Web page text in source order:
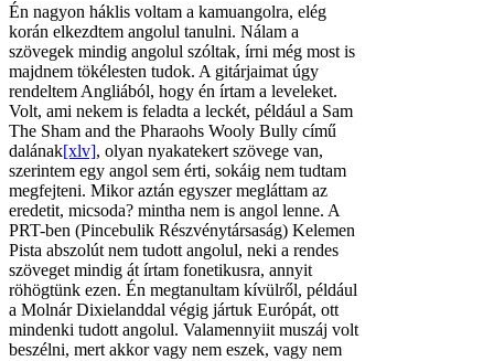
Én nagyon háklis voltam a kamuangolra, elég
korán elkezdtem angolul tanulni. Nálam a
szövegek mindig angolul szóltak, írni még most is
majdnem tökélesten tudok. A gitárjaimat úgy
rendeltem Angliából, hogy én írtam a leveleket.
Volt, ami nekem is feladta a leckét, például a Sam
The Sham and the Pharaohs Wooly Bully című
dalának[xlv], olyan nyakatekert szövege van,
szerintem egy angol sem érti, sokáig nem tudtam
megfejteni. Mikor aztán egyszer megláttam az
eredetit, micsoda? mintha nem is angol lenne. A
PRT-ben (Pincebulik Részvénytársaság) Kelemen
Pista abszolút nem tudott angolul, neki a rendes
szöveget mindig át írtam fonetikusra, annyit
röhögtünk ezen. Én megtanultam kívülről, például
a Molnár Dixielanddal végig jártuk Európát, ott
mindenki tudott angolul. Valamennyiit muszáj volt
beszélni, mert akkor vagy nem eszek, vagy nem